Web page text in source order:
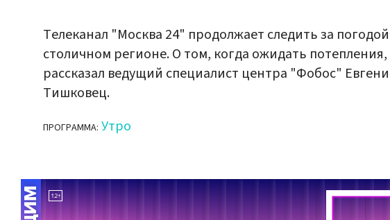
Телеканал "Москва 24" продолжает следить за
столичном регионе. О том, когда ожидать потепления,
рассказал ведущий специалист центра "Фобос"
Тишковец.
ПРОГРАММА: Утро